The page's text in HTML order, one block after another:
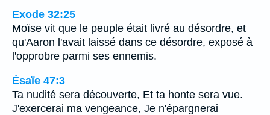
Exode 32:25
Moïse vit que le peuple était livré au désordre, et
qu'Aaron l'avait laissé dans ce désordre, exposé à
l'opprobre parmi ses ennemis.
Ésaïe 47:3
Ta nudité sera découverte, Et ta honte sera vue.
J'exercerai ma vengeance, Je n'épargnerai